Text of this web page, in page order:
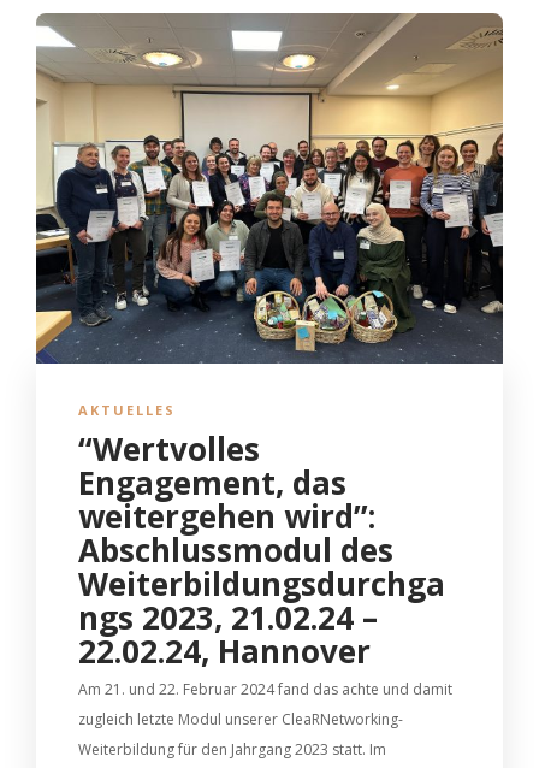
AKTUELLES
“Wertvolles
Engagement, das
weitergehen wird”:
Abschlussmodul des
Weiterbildungsdurchga
ngs 2023, 21.02.24 –
22.02.24, Hannover
Am 21. und 22. Februar 2024 fand das achte und damit
zugleich letzte Modul unserer CleaRNetworking-
Weiterbildung für den Jahrgang 2023 statt. Im